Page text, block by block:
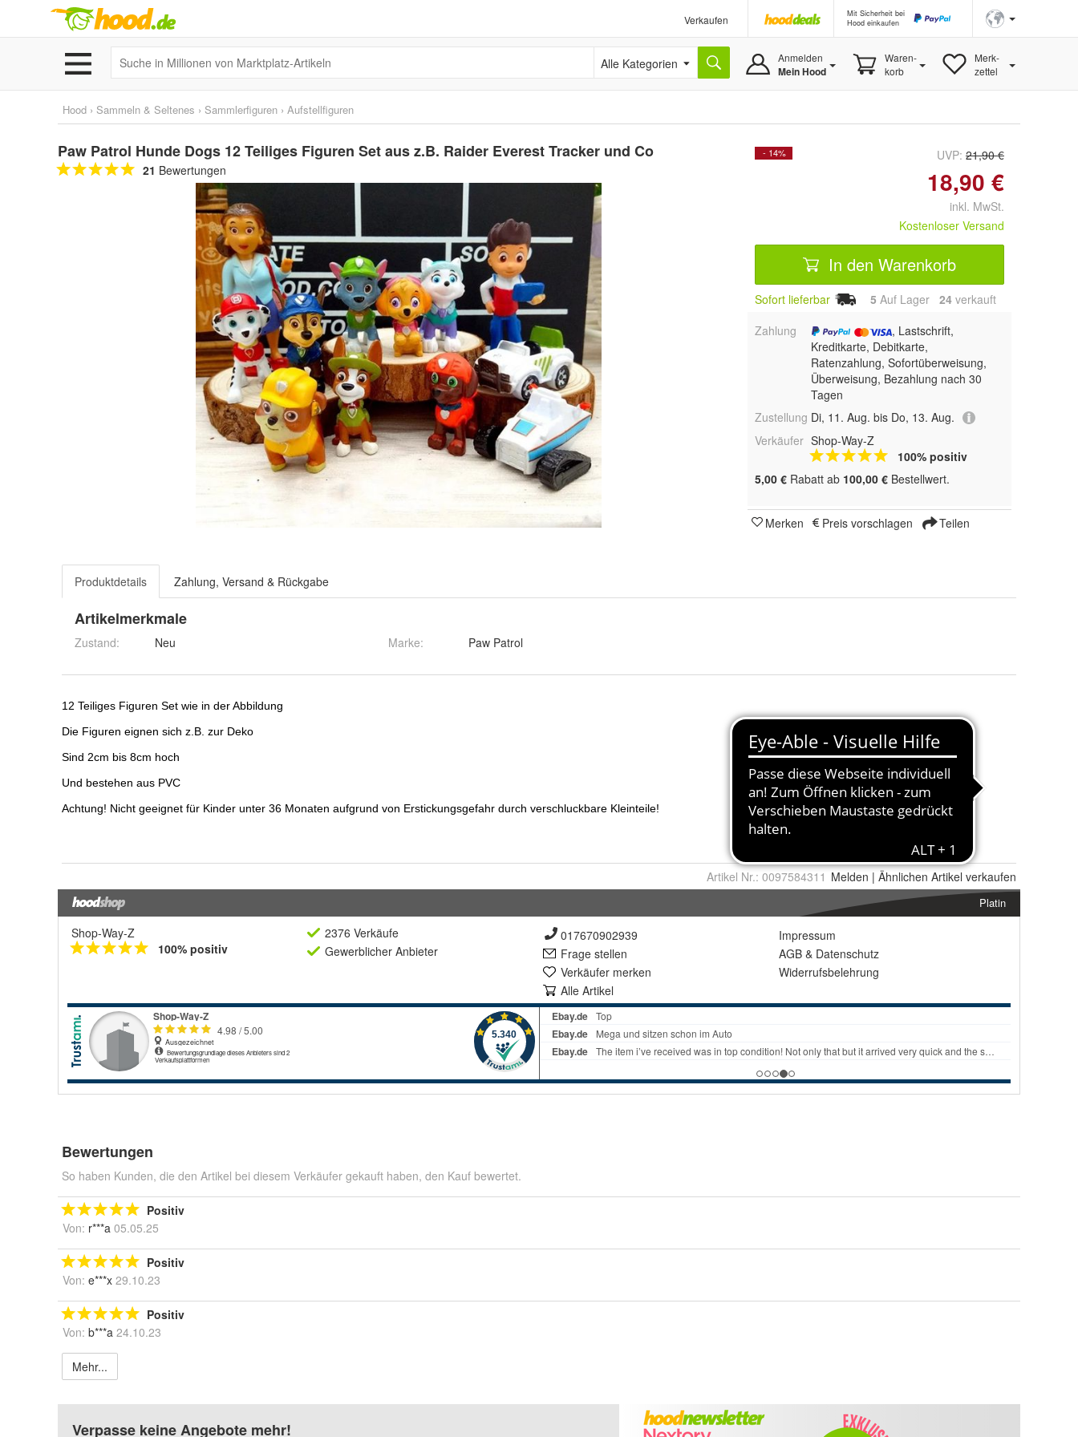
Verkaufen
Mit Sicherheit bei
Hood einkaufen
Alle Kategorien Anmelden
Mein Hood
Waren-
korb
Merk-
zettel
Hood › Sammeln & Seltenes › Sammlerfiguren › Aufstellfiguren
Paw Patrol Hunde Dogs 12 Teiliges Figuren Set aus z.B. Raider Everest Tracker und Co
21 Bewertungen
- 14% UVP: 21,90 €
18,90 €
inkl. MwSt.
Kostenloser Versand
In den Warenkorb
Sofort lieferbar 5 Auf Lager 24 verkauft
Zahlung
, Lastschrift,
Kreditkarte, Debitkarte,
Ratenzahlung, Sofortüberweisung,
Überweisung, Bezahlung nach 30
Tagen
Zustellung Di, 11. Aug. bis Do, 13. Aug.
Verkäufer Shop-Way-Z
100% positiv
5,00 € Rabatt ab 100,00 € Bestellwert.
Merken Preis vorschlagen Teilen
Produktdetails Zahlung, Versand & Rückgabe
Artikelmerkmale
Zustand: Neu Marke: Paw Patrol
Artikel Nr.: 0097584311 Melden | Ähnlichen Artikel verkaufen
Platin
Shop-Way-Z
100% positiv
2376 Verkäufe
Gewerblicher Anbieter
017670902939
Frage stellen
Verkäufer merken
Alle Artikel
Impressum
AGB & Datenschutz
Widerrufsbelehrung
Bewertungen
So haben Kunden, die den Artikel bei diesem Verkäufer gekauft haben, den Kauf bewertet.
Positiv
Von: r***a 05.05.25
Positiv
Von: e***x 29.10.23
Positiv
Von: b***a 24.10.23
Mehr...
Verpasse keine Angebote mehr!